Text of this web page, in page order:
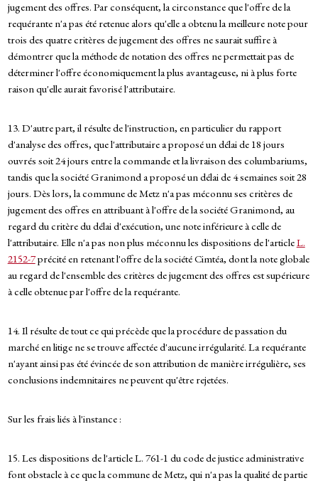
jugement des offres. Par conséquent, la circonstance que l'offre de la
requérante n'a pas été retenue alors qu'elle a obtenu la meilleure note pour
trois des quatre critères de jugement des offres ne saurait suffire à
démontrer que la méthode de notation des offres ne permettait pas de
déterminer l'offre économiquement la plus avantageuse, ni à plus forte
raison qu'elle aurait favorisé l'attributaire.
13. D'autre part, il résulte de l'instruction, en particulier du rapport
d'analyse des offres, que l'attributaire a proposé un délai de 18 jours
ouvrés soit 24 jours entre la commande et la livraison des columbariums,
tandis que la société Granimond a proposé un délai de 4 semaines soit 28
jours. Dès lors, la commune de Metz n'a pas méconnu ses critères de
jugement des offres en attribuant à l'offre de la société Granimond, au
regard du critère du délai d'exécution, une note inférieure à celle de
l'attributaire. Elle n'a pas non plus méconnu les dispositions de l'articleL.
2152-7précité en retenant l'offre de la société Cimtéa, dont la note globale
au regard de l'ensemble des critères de jugement des offres est supérieure
à celle obtenue par l'offre de la requérante.
14. Il résulte de tout ce qui précède que la procédure de passation du
marché en litige ne se trouve affectée d'aucune irrégularité. La requérante
n'ayant ainsi pas été évincée de son attribution de manière irrégulière, ses
conclusions indemnitaires ne peuvent qu'être rejetées.
Sur les frais liés à l'instance :
15. Les dispositions de l'article L. 761-1 du code de justice administrative
font obstacle à ce que la commune de Metz, qui n'a pas la qualité de partie